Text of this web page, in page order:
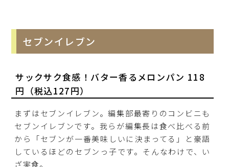
セブンイレブン
サックサク食感！バター香るメロンパン 118
円（税込127円）
まずはセブンイレブン。編集部最寄りのコンビニも
セブンイレブンです。我らが編集長は食べ比べる前
から「セブンが一番美味しいに決まってる」と豪語
しているほどのセブンっ子です。そんなわけで、い
ざ実食。